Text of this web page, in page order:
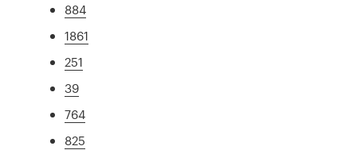
884
1861
251
39
764
825